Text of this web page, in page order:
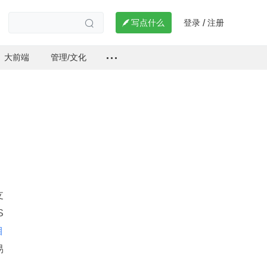
  写点什么 登录 / 注册
大前端 管理/文化